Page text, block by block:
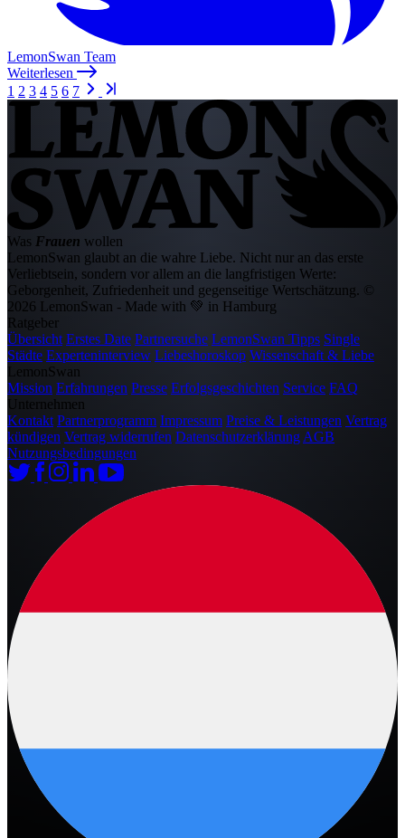
LemonSwan Team
Weiterlesen
1 2 3 4 5 6 7
Was Frauen wollen
LemonSwan glaubt an die wahre Liebe. Nicht nur an das erste
Verliebtsein, sondern vor allem an die langfristigen Werte:
Geborgenheit, Zufriedenheit und gegenseitige Wertschätzung. ©
2026 LemonSwan - Made with 💚 in Hamburg
Ratgeber
Übersicht Erstes Date Partnersuche LemonSwan Tipps Single
Städte Experteninterview Liebeshoroskop Wissenschaft & Liebe
LemonSwan
Mission Erfahrungen Presse Erfolgsgeschichten Service FAQ
Unternehmen
Kontakt Partnerprogramm Impressum Preise & Leistungen Vertrag
kündigen Vertrag widerrufen Datenschutzerklärung AGB
Nutzungsbedingungen